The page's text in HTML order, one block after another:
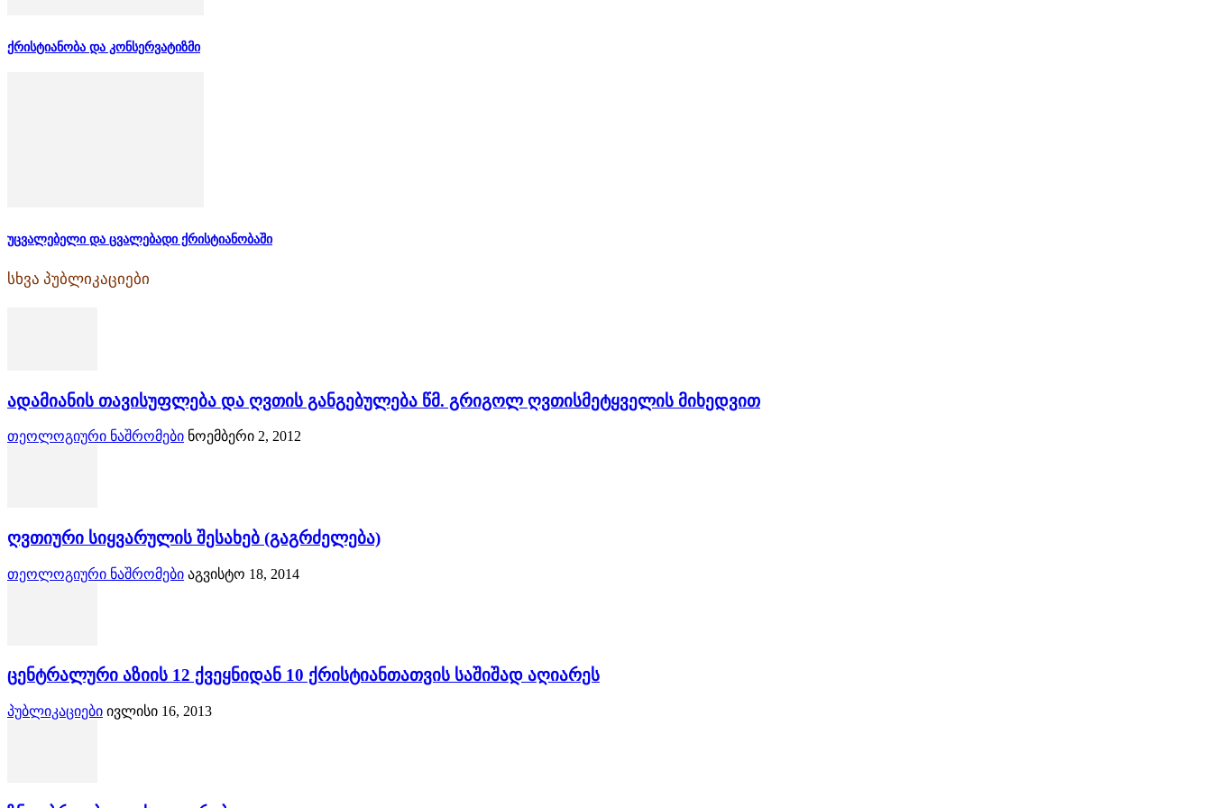
ქრისტიანობა და კონსერვატიზმი
უცვალებელი და ცვალებადი ქრისტიანობაში
სხვა პუბლიკაციები
ადამიანის თავისუფლება და ღვთის განგებულება წმ. გრიგოლ ღვთისმეტყველის მიხედვით
თეოლოგიური ნაშრომები ნოემბერი 2, 2012
ღვთიური სიყვარულის შესახებ (გაგრძელება)
თეოლოგიური ნაშრომები აგვისტო 18, 2014
ცენტრალური აზიის 12 ქვეყნიდან 10 ქრისტიანთათვის საშიშად აღიარეს
პუბლიკაციები ივლისი 16, 2013